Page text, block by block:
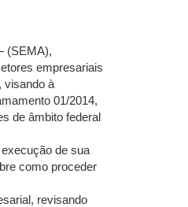
(SEMA),
empresariais
visando à
01/2014,
de âmbito federal
de sua
como proceder
revisando